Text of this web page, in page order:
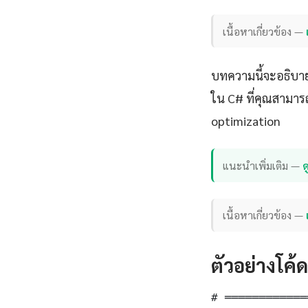
เนื้อหาเกี่ยวข้อง —
บทความนี้จะอธิบา
ใน C# ที่คุณสามาร
optimization
แนะนำเพิ่มเติม —
เนื้อหาเกี่ยวข้อง —
ตัวอย่างโ
#